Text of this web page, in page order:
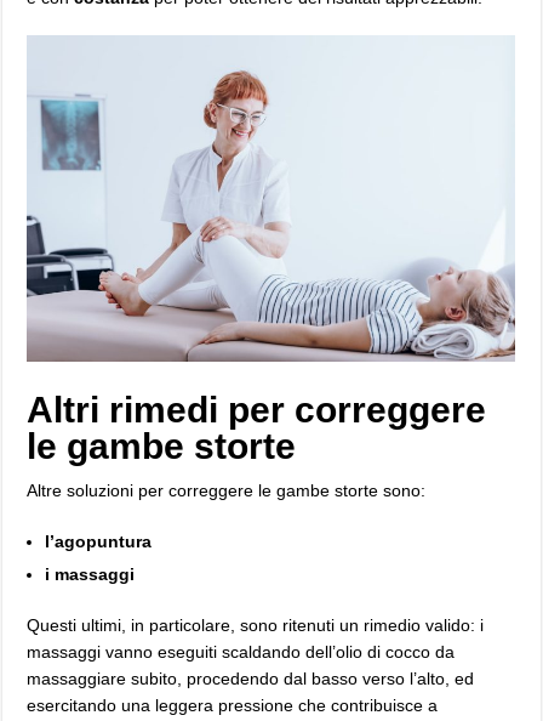
Altri rimedi per correggere
le gambe storte
Altre soluzioni per correggere le gambe storte sono:
l’agopuntura
i massaggi
Questi ultimi, in particolare, sono ritenuti un rimedio valido: i
massaggi vanno eseguiti scaldando dell’olio di cocco da
massaggiare subito, procedendo dal basso verso l’alto, ed
esercitando una leggera pressione che contribuisce a